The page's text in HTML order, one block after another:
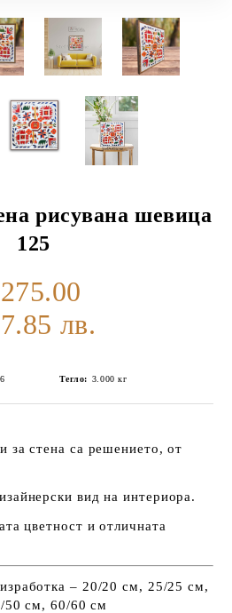
рисувана шевица
125
лв.
Тегло: 3.000 кг
за стена са решението, от
вид на интериора.
цветност и отличната
– 20/20 см, 25/25 см,
см, 60/60 см